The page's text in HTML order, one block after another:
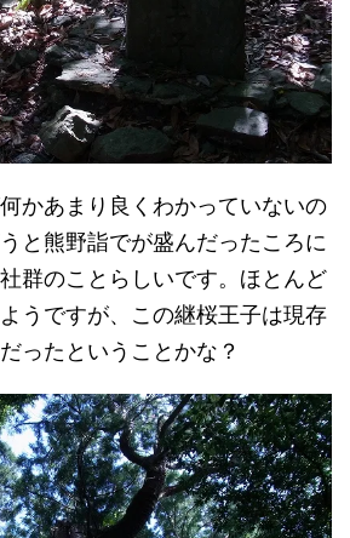
かあまり良くわかっていないの
と熊野詣でが盛んだったころに
群のことらしいです。ほとんど
うですが、この継桜王子は現存
ったということかな？